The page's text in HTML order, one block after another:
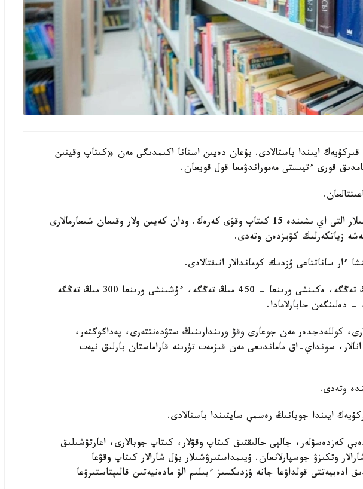
ايىندا باستالادى. بۇعان دەيىن استانا اكىمدىگى مەن «كىتاپ وقيتىن
قورى ءتيىستى مەموراندۋمعا قول قويعان.
مارافون شارتى بويىنشا قاتىسۋشىلار التى اي ىشىندە 15 كىتاپ وقۋى كەرەك. ودان كەيىن ولار وقىعان شىعارمالارى
زياتكەرلىك كۋيزدەن وتەدى.
ءار ساناتتاعى ۇزدىك كوماندالار انىقتالادى.
- ءبىرىنشى ورىنعا - 600 مىڭ تەڭگە، ەكىنشى ورىنعا - 450 مىڭ تەڭگە، ءۇشىنشى ورىنعا 300 مىڭ تەڭگە
دەلىنگەن حابارلامادا.
وقۋشىلارى، كوللەدجدەر مەن جوعارى وقۋ ورىندارىنىڭ ستۋدەنتتەرى، پەداگوگتەر،
سونداي-اق ماماندىعى مەن قىزمەت تۇرىنە قاراماستان بارلىق نيەت
وتەدى.
ايىندا جوبانىڭ رەسمي سايتىندا باستالادى.
كەزدەسۋلەر، جالپى حالىقتىق كىتاپ وقۋلار، كىتاپ جوبالارى، اعارتۋشىلىق
وتكىزۋ جوسپارلانعان. ۇيىمداستىرۋشىلار بۇل شارالار كىتاپ وقۋعا
ادەبيەتتى قولداۋعا جانە ۇزدىكسىز ءبىلىم الۋ مادەنيەتىن قالىپتاستىرۋعا